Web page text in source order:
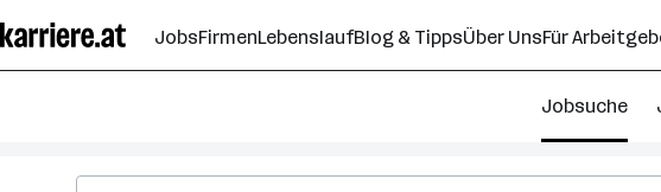
Seiteninhalt
springen
JobsFirmenLebenslaufBlog & TippsÜber UnsFür
Jobsuche